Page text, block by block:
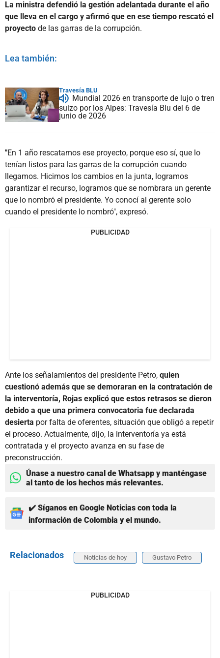
La ministra defendió la gestión adelantada durante el año
que lleva en el cargo y afirmó que en ese tiempo rescató el
proyecto de las garras de la corrupción.
Lea también:
Travesía BLU
Mundial 2026 en transporte de lujo o tren
suizo por los Alpes: Travesía Blu del 6 de
junio de 2026
"En 1 año rescatamos ese proyecto, porque eso sí, que lo
tenían listos para las garras de la corrupción cuando
llegamos. Hicimos los cambios en la junta, logramos
garantizar el recurso, logramos que se nombrara un gerente
que lo nombró el presidente. Yo conocí al gerente solo
cuando el presidente lo nombró", expresó.
PUBLICIDAD
Ante los señalamientos del presidente Petro, quien
cuestionó además que se demoraran en la contratación de
la interventoría, Rojas explicó que estos retrasos se dieron
debido a que una primera convocatoria fue declarada
desierta por falta de oferentes, situación que obligó a repetir
el proceso. Actualmente, dijo, la interventoría ya está
contratada y el proyecto avanza en su fase de
preconstrucción.
Únase a nuestro canal de Whatsapp y manténgase
al tanto de los hechos más relevantes.
✔️ Síganos en Google Noticias con toda la
información de Colombia y el mundo.
Relacionados Noticias de hoy Gustavo Petro
PUBLICIDAD